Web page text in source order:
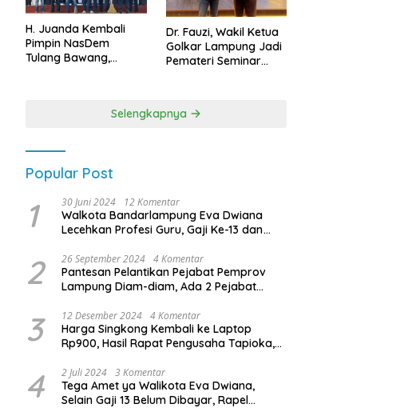
H. Juanda Kembali
Pimpin NasDem
Tulang Bawang,
Dr. Fauzi, Wakil Ketua
Golkar Lampung Jadi
Pemateri Seminar
Kebangsaan
Selengkapnya
Popular Post
1 30 Juni 2024 12 Komentar
Walkota Bandarlampung Eva Dwiana
Lecehkan Profesi Guru, Gaji Ke-13 dan
2 26 September 2024 4 Komentar
Pantesan Pelantikan Pejabat Pemprov
Lampung Diam-diam, Ada 2 Pejabat
3 12 Desember 2024 4 Komentar
Harga Singkong Kembali ke Laptop
Rp900, Hasil Rapat Pengusaha Tapioka,
Lampung
4 2 Juli 2024 3 Komentar
Tega Amet ya Walikota Eva Dwiana,
Selain Gaji 13 Belum Dibayar, Rapel